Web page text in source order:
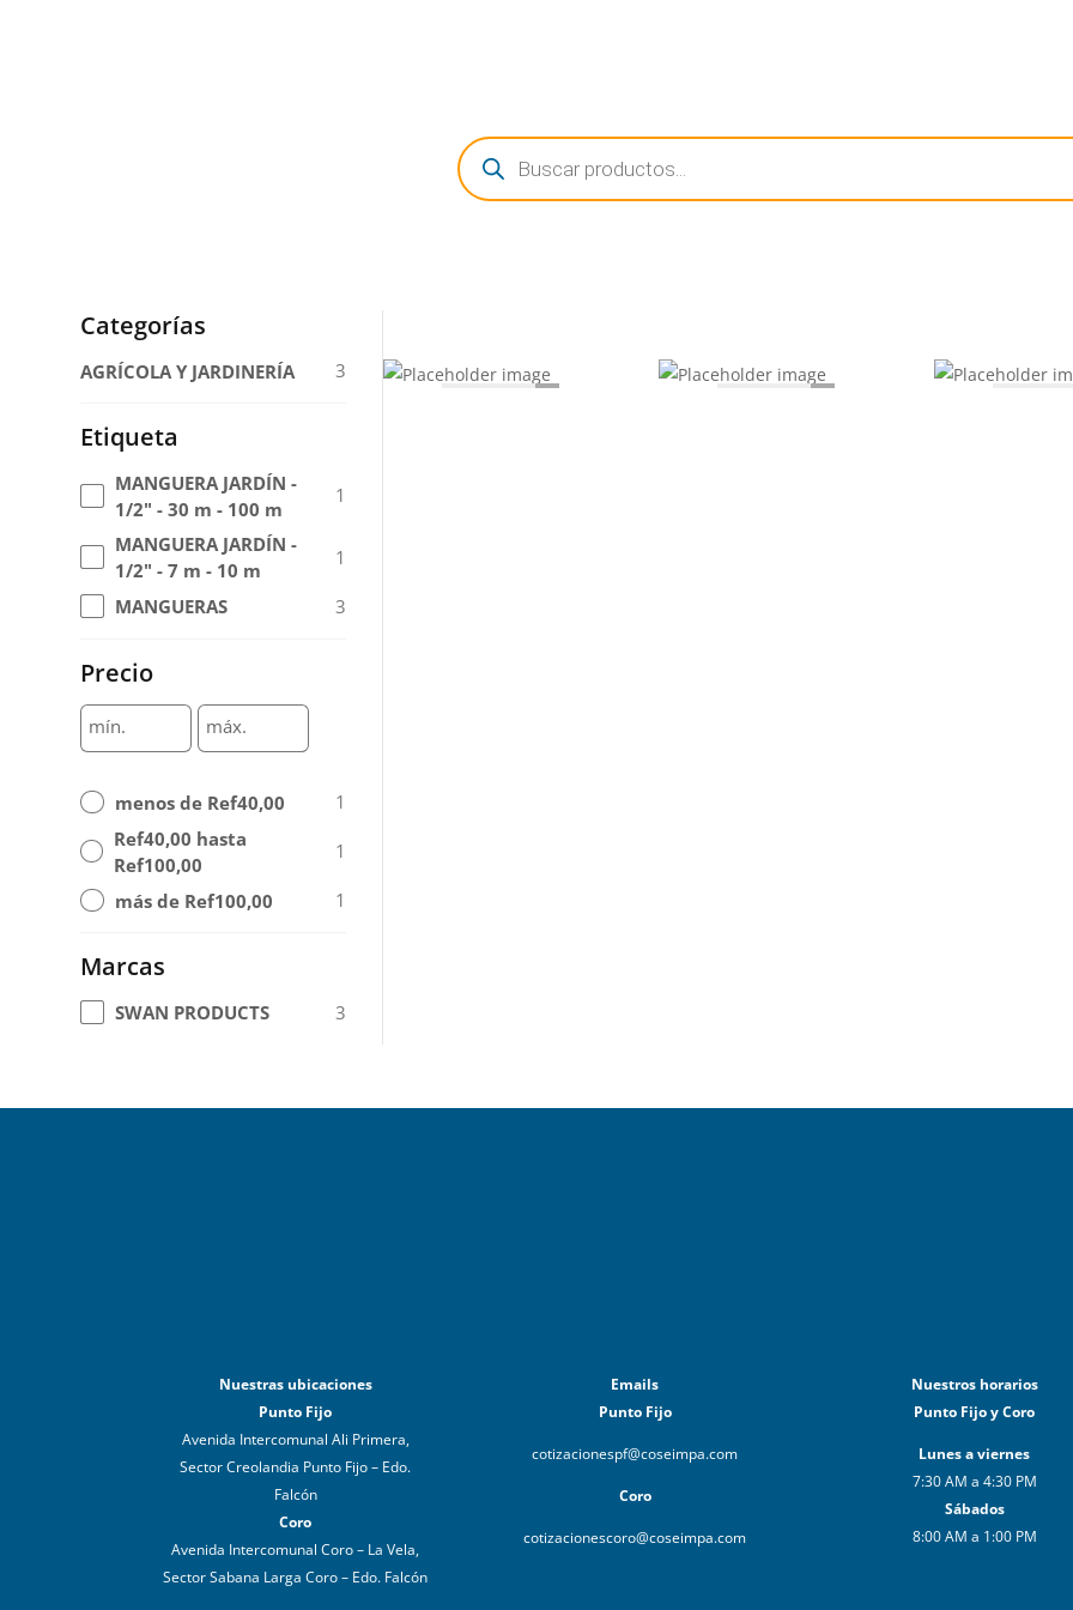
Búsqueda
de
productos
Categorías
AGRÍCOLA Y JARDINERÍA 3
Etiqueta
MANGUERA JARDÍN -
1/2" - 30 m - 100 m
1
MANGUERA JARDÍN -
1/2" - 7 m - 10 m
1
MANGUERAS 3
Precio
mín. máx.
menos de Ref40,00
1
Ref40,00 hasta
Ref100,00
1
más de Ref100,00 1
Marcas
SWAN PRODUCTS 3
Nuestras ubicaciones
Punto Fijo
Avenida Intercomunal Ali Primera,
Sector Creolandia Punto Fijo – Edo.
Falcón
Coro
Avenida Intercomunal Coro – La Vela,
Sector Sabana Larga Coro – Edo. Falcón
Emails
Punto Fijo
cotizacionespf@coseimpa.com
Coro
cotizacionescoro@coseimpa.com
Nuestros horarios
Punto Fijo y Coro
Lunes a viernes
7:30 AM a 4:30 PM
Sábados
8:00 AM a 1:00 PM